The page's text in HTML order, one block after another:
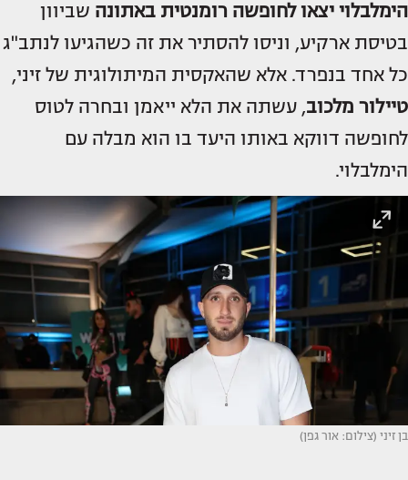
הימלבלוי יצאו לחופשה רומנטית באתונה שביוון
בטיסת ארקיע, וניסו להסתיר את זה כשהגיעו לנתב"ג
כל אחד בנפרד. אלא שהאקסית המיתולוגית של זיני,
טיילור מלכוב, עשתה את הלא ייאמן ובחרה לטוס
לחופשה דווקא באותו היעד בו הוא מבלה עם
הימלבלוי.
בן זיני (צילום: אור גפן)